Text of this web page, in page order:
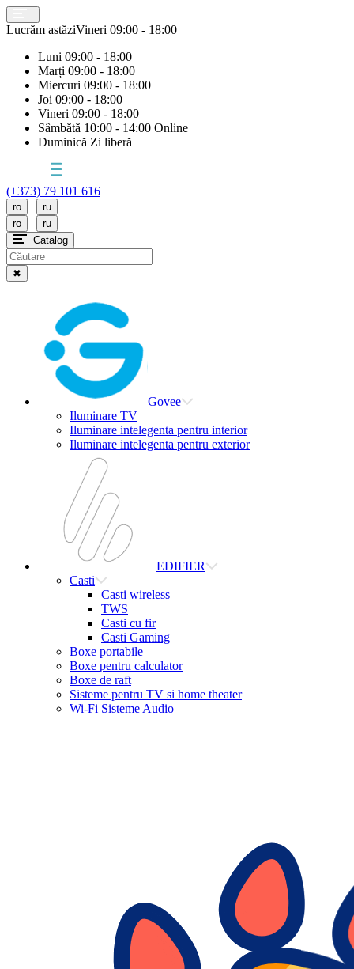
Lucrăm astăziVineri 09:00 - 18:00
Luni 09:00 - 18:00
Marți 09:00 - 18:00
Miercuri 09:00 - 18:00
Joi 09:00 - 18:00
Vineri 09:00 - 18:00
Sâmbătă 10:00 - 14:00 Online
Duminică Zi liberă
(+373) 79 101 616
ro |
ru
ro
|
ru
Catalog
✖
Govee
Iluminare TV
Iluminare intelegenta pentru interior
Iluminare intelegenta pentru exterior
EDIFIER
Casti
Casti wireless
TWS
Casti cu fir
Casti Gaming
Boxe portabile
Boxe pentru calculator
Boxe de raft
Sisteme pentru TV si home theater
Wi-Fi Sisteme Audio